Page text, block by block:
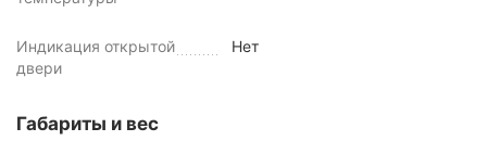
Индикация открытой
двери
Нет
Габариты и вес